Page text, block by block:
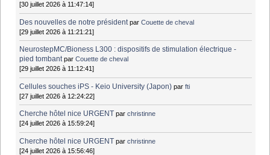
[30 juillet 2026 à 11:47:14]
Des nouvelles de notre président parCouette de cheval
[29 juillet 2026 à 11:21:21]
NeurostepMC/Bioness L300 : dispositifs de stimulation électrique -
pied tombant parCouette de cheval
[29 juillet 2026 à 11:12:41]
Cellules souches iPS - Keio University (Japon) parfti
[27 juillet 2026 à 12:24:22]
Cherche hôtel nice URGENT parchristinne
[24 juillet 2026 à 15:59:24]
Cherche hôtel nice URGENT parchristinne
[24 juillet 2026 à 15:56:46]